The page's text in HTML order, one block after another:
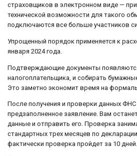
страховщиков в электронном виде — при
технической возможности для такого
подключаются все больше участников
Упрощенный порядок применяется к
января 2024 года.
Подтверждающие документы
налогоплательщика, и собирать
Это заметно экономит время на
После получения и проверки данных
предзаполненное заявление. Вам
данные и отправить его. Проверка
стандартных трех месяцев по
фактически проверка пройдет за 10 дней.